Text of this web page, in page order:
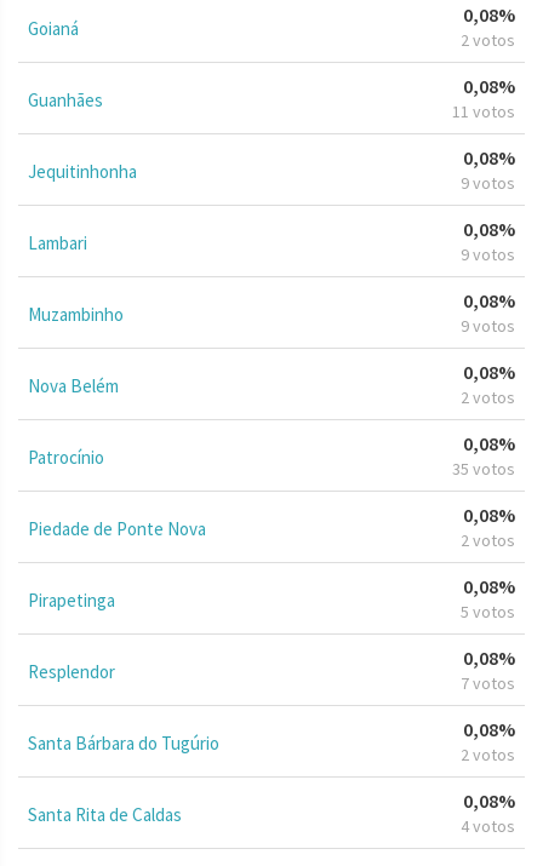
Goianá
0,08%
2 votos
Guanhães
0,08%
11 votos
Jequitinhonha
0,08%
9 votos
Lambari
0,08%
9 votos
Muzambinho
0,08%
9 votos
Nova Belém
0,08%
2 votos
Patrocínio
0,08%
35 votos
Piedade de Ponte Nova
0,08%
2 votos
Pirapetinga
0,08%
5 votos
Resplendor
0,08%
7 votos
Santa Bárbara do Tugúrio
0,08%
2 votos
Santa Rita de Caldas
0,08%
4 votos